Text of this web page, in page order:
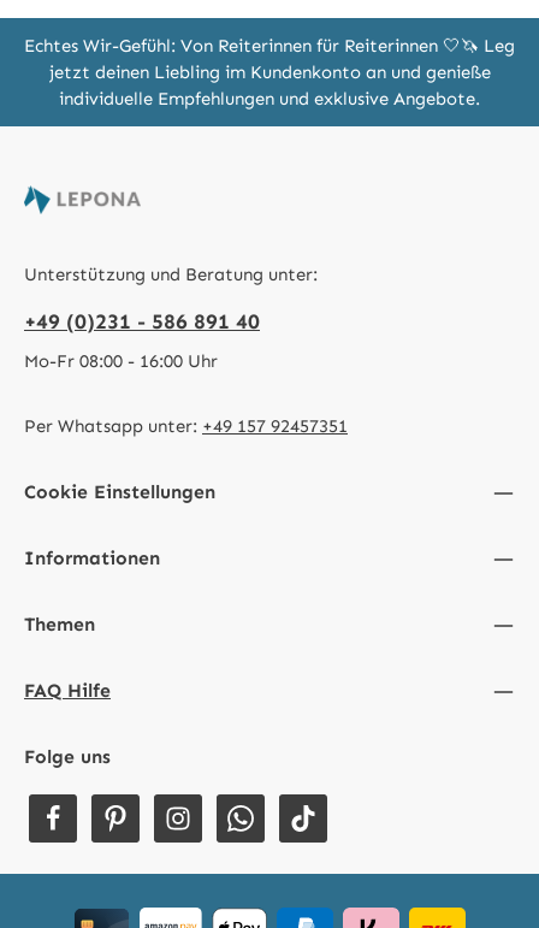
Echtes Wir-Gefühl: Von Reiterinnen für Reiterinnen 🤍🦄 Leg
jetzt deinen Liebling im Kundenkonto an und genieße
individuelle Empfehlungen und exklusive Angebote.
Unterstützung und Beratung unter:
+49 (0)231 - 586 891 40
Mo-Fr 08:00 - 16:00 Uhr
Per Whatsapp unter: +49 157 92457351
Cookie Einstellungen
Informationen
Themen
FAQ Hilfe
Folge uns